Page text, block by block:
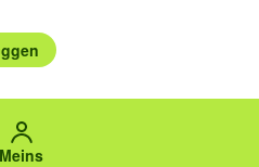
auswählen.
den Pfeiltasten nach oben/
Meins